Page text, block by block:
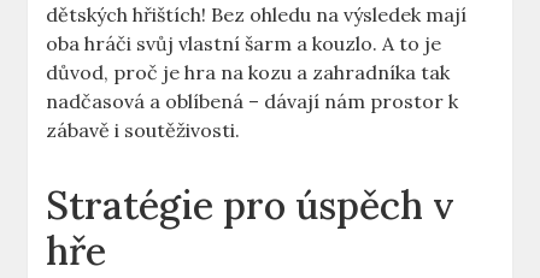
dětských hřištích! Bez ohledu na výsledek mají
oba hráči svůj vlastní šarm a kouzlo. A to je
důvod, proč je hra na kozu a zahradníka tak
nadčasová a oblíbená – dávají nám prostor k
zábavě i soutěživosti.
Stratégie pro úspěch v
hře